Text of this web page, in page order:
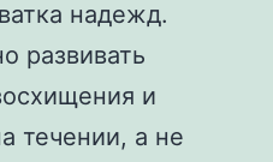
надежд.
развивать
и
течении, а не